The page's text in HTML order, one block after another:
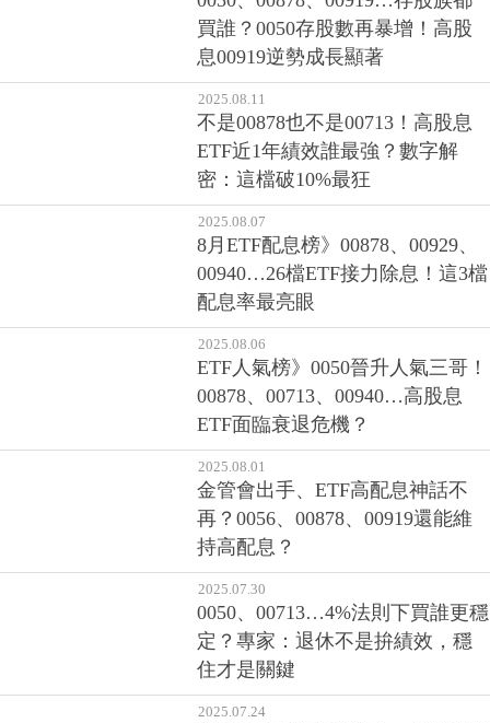
買誰？0050存股數再暴增！高股
息00919逆勢成長顯著
2025.08.11
不是00878也不是00713！高股息
ETF近1年績效誰最強？數字解
密：這檔破10%最狂
2025.08.07
8月ETF配息榜》00878、00929、
00940…26檔ETF接力除息！這3檔
配息率最亮眼
2025.08.06
ETF人氣榜》0050晉升人氣三哥！
00878、00713、00940…高股息
ETF面臨衰退危機？
2025.08.01
金管會出手、ETF高配息神話不
再？0056、00878、00919還能維
持高配息？
2025.07.30
0050、00713…4%法則下買誰更穩
定？專家：退休不是拚績效，穩
住才是關鍵
2025.07.24